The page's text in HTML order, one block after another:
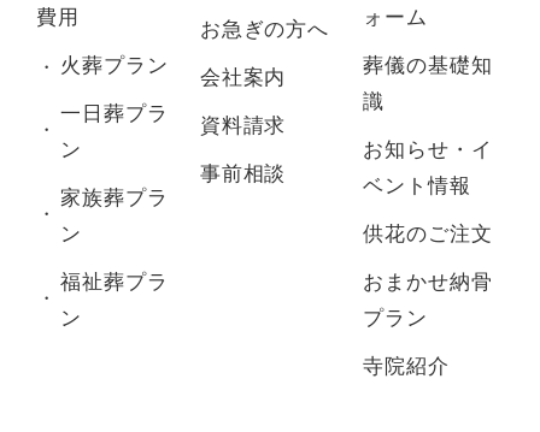
費用
火葬プラン
一日葬プラ
ン
家族葬プラ
ン
福祉葬プラ
ン
お急ぎの方へ
会社案内
資料請求
事前相談
ォーム
葬儀の基礎知
識
お知らせ・イ
ベント情報
供花のご注文
おまかせ納骨
プラン
寺院紹介